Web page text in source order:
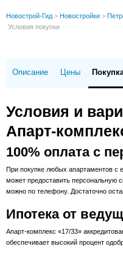
Новострой-Гид > Новостройки >
Условия покупки
Описание Цены
Условия и
Апарт-
100% оплата с
При покупке любых апартаментов с
может предоставить персональную
можно по телефону. Достаточно
Ипотека от
Апарт-комплекс «17/33»
обеспечивает высокий процент